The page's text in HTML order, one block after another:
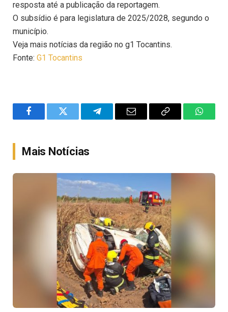
resposta até a publicação da reportagem.
O subsídio é para legislatura de 2025/2028, segundo o
município.
Veja mais notícias da região no g1 Tocantins.
Fonte: G1 Tocantins
FacebookTwitter TelegramEmail
Copy
Mais Notícias